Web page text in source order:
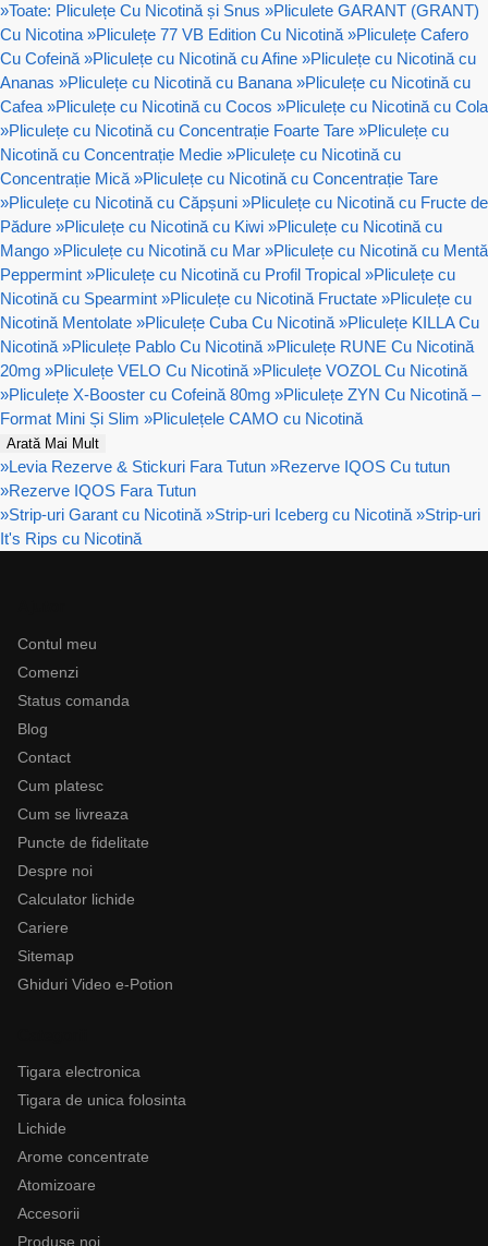
»Toate: Pliculețe Cu Nicotină și Snus »Pliculete GARANT (GRANT)
Cu Nicotina »Pliculețe 77 VB Edition Cu Nicotină »Pliculețe Cafero
Cu Cofeină »Pliculețe cu Nicotină cu Afine »Pliculețe cu Nicotină cu
Ananas »Pliculețe cu Nicotină cu Banana »Pliculețe cu Nicotină cu
Cafea »Pliculețe cu Nicotină cu Cocos »Pliculețe cu Nicotină cu Cola
»Pliculețe cu Nicotină cu Concentrație Foarte Tare »Pliculețe cu
Nicotină cu Concentrație Medie »Pliculețe cu Nicotină cu
Concentrație Mică »Pliculețe cu Nicotină cu Concentrație Tare
»Pliculețe cu Nicotină cu Căpșuni »Pliculețe cu Nicotină cu Fructe de
Pădure »Pliculețe cu Nicotină cu Kiwi »Pliculețe cu Nicotină cu
Mango »Pliculețe cu Nicotină cu Mar »Pliculețe cu Nicotină cu Mentă
Peppermint »Pliculețe cu Nicotină cu Profil Tropical »Pliculețe cu
Nicotină cu Spearmint »Pliculețe cu Nicotină Fructate »Pliculețe cu
Nicotină Mentolate »Pliculețe Cuba Cu Nicotină »Pliculețe KILLA Cu
Nicotină »Pliculețe Pablo Cu Nicotină »Pliculețe RUNE Cu Nicotină
20mg »Pliculețe VELO Cu Nicotină »Pliculețe VOZOL Cu Nicotină
»Pliculețe X-Booster cu Cofeină 80mg »Pliculețe ZYN Cu Nicotină –
Format Mini Și Slim »Pliculețele CAMO cu Nicotină
Arată Mai Mult
»Levia Rezerve & Stickuri Fara Tutun »Rezerve IQOS Cu tutun
»Rezerve IQOS Fara Tutun
»Strip-uri Garant cu Nicotină »Strip-uri Iceberg cu Nicotină »Strip-uri
It's Rips cu Nicotină
Contul meu
Comenzi
Status comanda
Blog
Contact
Cum platesc
Cum se livreaza
Puncte de fidelitate
Despre noi
Calculator lichide
Cariere
Sitemap
Ghiduri Video e-Potion
Tigara electronica
Tigara de unica folosinta
Lichide
Arome concentrate
Atomizoare
Accesorii
Produse noi